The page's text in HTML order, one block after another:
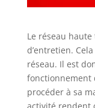
Le réseau
d’entretien.
réseau. Il est
fonctionnement
procéder à sa